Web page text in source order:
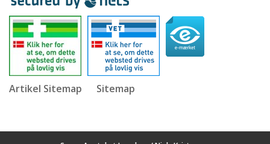
Artikel Sitemap Sitemap